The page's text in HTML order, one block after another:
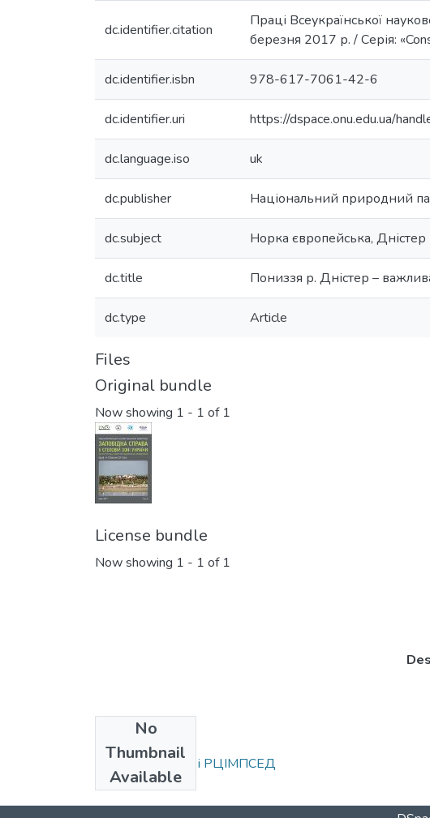
dc.identifier.citation
Праці Всеукраїнської
березня 2017 р. / Серія:
dc.identifier.isbn 978-617-7061-42-6
dc.identifier.uri https://dspace.onu.edu.ua/
dc.language.iso uk
dc.publisher Національний природний
dc.subject Норка європейська, Дністер
dc.title Пониззя р. Дністер –
dc.type Article
Files
Original bundle
Now showing 1 - 1 of 1
License bundle
Now showing 1 - 1 of 1
No
Thumbnail
Available
Collections
Статті та доповіді РЦІМПСЕД